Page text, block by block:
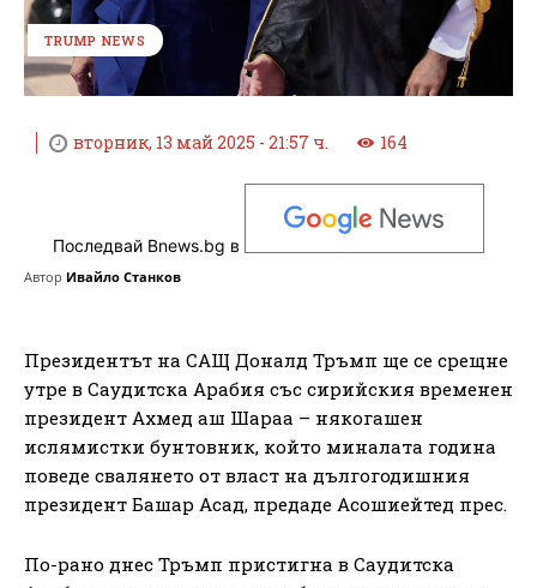
TRUMP NEWS
вторник, 13 май 2025 - 21:57 ч. 164
Последвай Bnews.bg в
Автор Ивайло Станков
Президентът на САЩ Доналд Тръмп ще се срещне
утре в Саудитска Арабия със сирийския временен
президент Ахмед аш Шараа – някогашен
ислямистки бунтовник, който миналата година
поведе свалянето от власт на дългогодишния
президент Башар Асад, предаде Асошиейтед прес.
По-рано днес Тръмп пристигна в Саудитска